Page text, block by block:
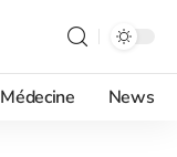
Médecine News